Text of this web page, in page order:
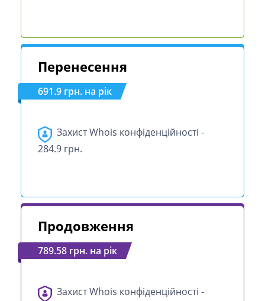
Перенесення
691.9 грн. на рік
Захист Whois конфіденційності -
284.9 грн.
Продовження
789.58 грн. на рік
Захист Whois конфіденційності -